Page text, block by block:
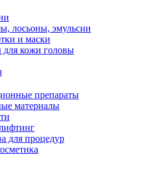
лосьоны, эмульсии
и маски
кожи головы
препараты
материалы
для процедур